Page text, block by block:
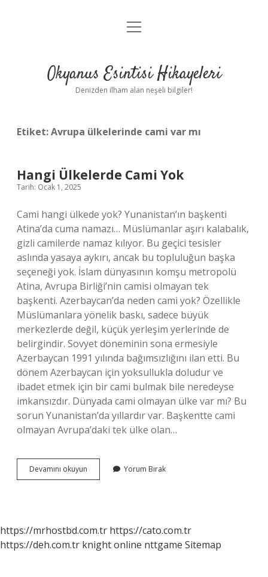
Anasayfa
Yasal Uyarı
menüyü
Okyanus Esintisi Hikayeleri
Denizden ilham alan neşeli bilgiler!
Etiket:Avrupa ülkelerinde cami var mı
Hangi Ülkelerde Cami Yok
Tarih: Ocak 1, 2025
Cami hangi ülkede yok? Yunanistan’ın başkenti
Atina’da cuma namazı… Müslümanlar aşırı kalabalık,
gizli camilerde namaz kılıyor. Bu geçici tesisler
aslında yasaya aykırı, ancak bu topluluğun başka
seçeneği yok. İslam dünyasının komşu metropolü
Atina, Avrupa Birliği’nin camisi olmayan tek
başkenti. Azerbaycan’da neden cami yok? Özellikle
Müslümanlara yönelik baskı, sadece büyük
merkezlerde değil, küçük yerleşim yerlerinde de
belirgindir. Sovyet döneminin sona ermesiyle
Azerbaycan 1991 yılında bağımsızlığını ilan etti. Bu
dönem Azerbaycan için yoksullukla doludur ve
ibadet etmek için bir cami bulmak bile neredeyse
imkansızdır. Dünyada cami olmayan ülke var mı? Bu
sorun Yunanistan’da yıllardır var. Başkentte cami
olmayan Avrupa’daki tek ülke olan…
Devamını okuyun
Ülkelerde
Yorum Bırak
https://mrhostbd.com.tr https://cato.com.tr
https://deh.com.tr knight online nttgame Sitemap